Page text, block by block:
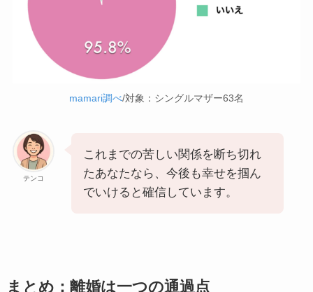
mamari調べ/対象：シングルマザー63名
テンコ
これまでの苦しい関係を断ち切れ
たあなたなら、今後も幸せを掴ん
でいけると確信しています。
まとめ：離婚は一つの通過点